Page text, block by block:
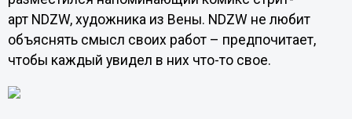
арт NDZW, художника из Вены. NDZW не любит
объяснять смысл своих работ – предпочитает,
чтобы каждый увидел в них что-то свое.